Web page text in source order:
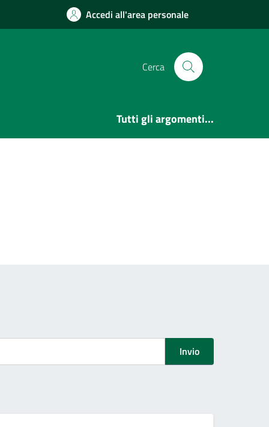
Accedi all'area personale
Cerca
Tutti gli argomenti...
Invio